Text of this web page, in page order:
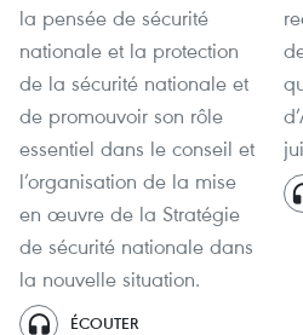
la pensée de sécurité
nationale et la protection
de la sécurité nationale et
de promouvoir son rôle
essentiel dans le conseil et
l’organisation de la mise
en œuvre de la Stratégie
de sécurité nationale dans
la nouvelle situation.
ÉCOUTER